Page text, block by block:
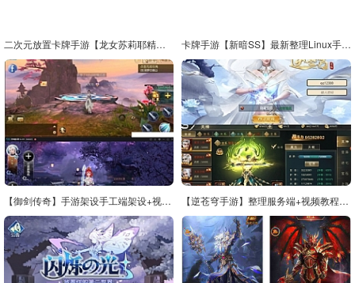
二次元放置卡牌手游【龙女苏莉耶精灵宝石端】最新整理Linux手工服务端+GM物品后台 卡牌手游【新暗SS】最新整理Linux手工服务端+安卓+后台
【御剑传奇】手游架设手工端架设+视频教程+服务端外网教程 【逆苍穹手游】整理服务端+视频教程+运营后台+物品授权后台[安卓+IOS双端]